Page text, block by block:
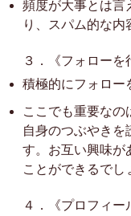
頻度が大事とは言
り、スパム的な内
３．《フォローを
積極的にフォロー
ここでも重要なの
自身のつぶやきを
す。お互い興味が
ことができるでし
４．《プロフィー